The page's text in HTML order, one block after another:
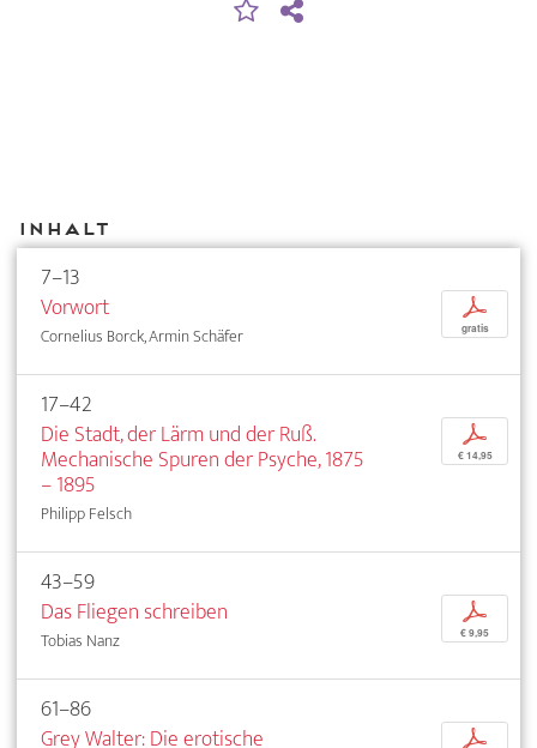
Inhalt
7–13
Vorwort
Cornelius Borck, Armin Schäfer
p
gratis
17–42
Die Stadt, der Lärm und der Ruß.
Mechanische Spuren der Psyche, 1875
– 1895
Philipp Felsch
p
€ 14,95
43–59
Das Fliegen schreiben
Tobias Nanz
p
€ 9,95
61–86
Grey Walter: Die erotische
p